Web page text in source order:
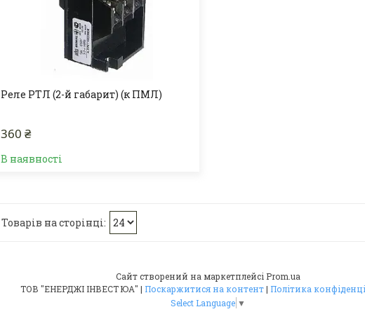
Реле PTЛ (2-й габарит) (к ПМЛ)
360 ₴
В наявності
Сайт створений на маркетплейсі Prom.ua
ТОВ "ЕНЕРДЖІ ІНВЕСТ ЮА" | Поскаржитися на контент | Політика
Select Language ▼